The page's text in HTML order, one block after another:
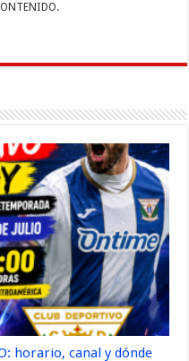
horario, canal y dónde